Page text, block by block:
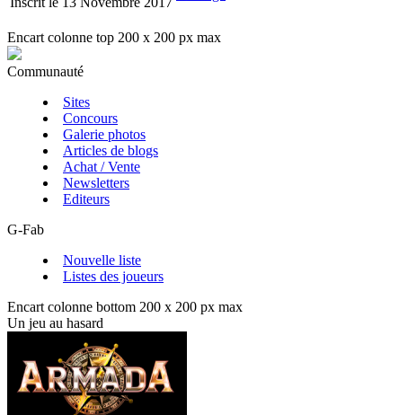
Encart colonne top 200 x 200 px max
Communauté
Sites
Concours
Galerie photos
Articles de blogs
Achat / Vente
Newsletters
Editeurs
G-Fab
Nouvelle liste
Listes des joueurs
Encart colonne bottom 200 x 200 px max
Un jeu au hasard